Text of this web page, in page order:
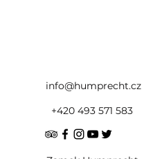
info@humprecht.cz
+420 493 571 583